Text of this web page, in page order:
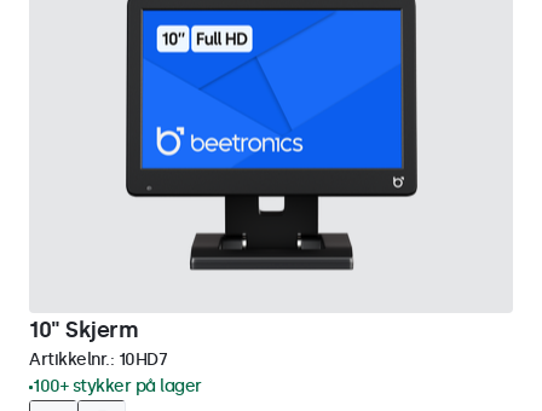
10" Skjerm
Artikkelnr.: 10HD7
100+ stykker på lager